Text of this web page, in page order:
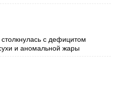
с дефицитом
и аномальной жары